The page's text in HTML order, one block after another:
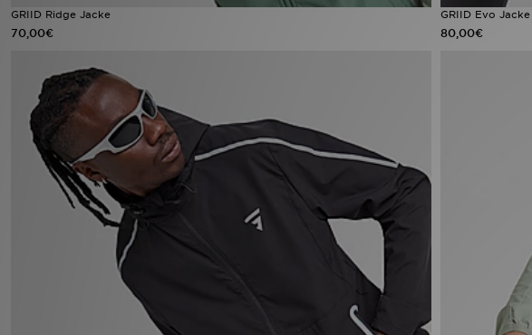
GRIID Ridge Jacke
70,00€
GRIID Evo Jacke
80,00€
Meine Nachrichten
Bestellverfolgung
Hilfe & Kontakt
Trending Styles